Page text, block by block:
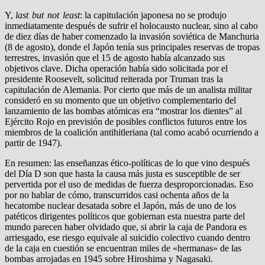
Y, last but not least: la capitulación japonesa no se produjo
inmediatamente después de sufrir el holocausto nuclear, sino al cabo
de diez días de haber comenzado la invasión soviética de Manchuria
(8 de agosto), donde el Japón tenía sus principales reservas de tropas
terrestres, invasión que el 15 de agosto había alcanzado sus
objetivos clave. Dicha operación había sido solicitada por el
presidente Roosevelt, solicitud reiterada por Truman tras la
capitulación de Alemania. Por cierto que más de un analista militar
consideró en su momento que un objetivo complementario del
lanzamiento de las bombas atómicas era “mostrar los dientes” al
Ejército Rojo en previsión de posibles conflictos futuros entre los
miembros de la coalición antihitleriana (tal como acabó ocurriendo a
partir de 1947).
En resumen: las enseñanzas ético-políticas de lo que vino después
del Día D son que hasta la causa más justa es susceptible de ser
pervertida por el uso de medidas de fuerza desproporcionadas. Eso
por no hablar de cómo, transcurridos casi ochenta años de la
hecatombe nuclear desatada sobre el Japón, más de uno de los
patéticos dirigentes políticos que gobiernan esta nuestra parte del
mundo parecen haber olvidado que, si abrir la caja de Pandora es
arriesgado, ese riesgo equivale al suicidio colectivo cuando dentro
de la caja en cuestión se encuentran miles de «hermanas» de las
bombas arrojadas en 1945 sobre Hiroshima y Nagasaki.